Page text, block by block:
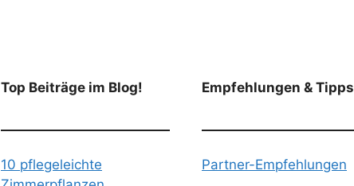
Top Beiträge im Blog!
10 pflegeleichte
Empfehlungen & Tipps
Partner-Empfehlungen